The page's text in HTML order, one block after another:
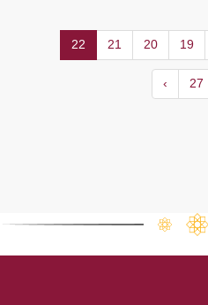
19
20
21
22
27
›